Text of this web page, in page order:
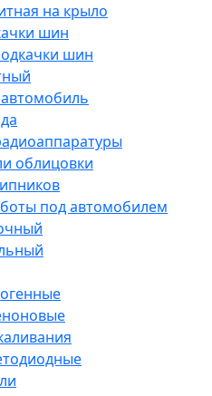
на крыло
шин
шин
облицовки
под автомобилем